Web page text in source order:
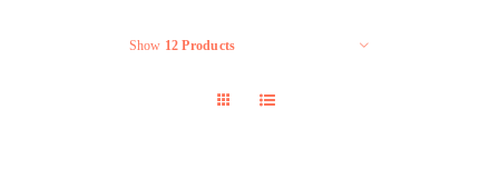
Show 12 Products